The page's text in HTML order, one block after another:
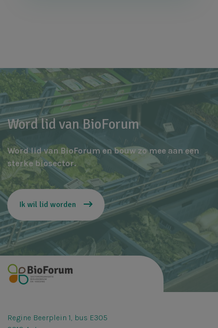
Word lid van BioForum
Word lid van BioForum en bouw zo mee aan een
sterke biosector.
Ik wil lid worden
Regine Beerplein 1, bus E305